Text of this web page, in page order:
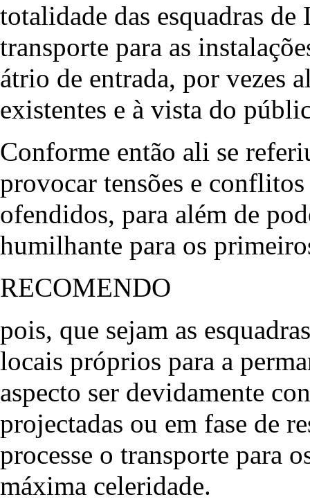
totalidade das esquadras
transporte para as
átrio de entrada, por vezes
existentes e à vista do
Conforme então ali se
provocar tensões e
ofendidos, para além de
humilhante para os
RECOMENDO
pois, que sejam as
locais próprios para a
aspecto ser devidamente
projectadas ou em fase de
processe o transporte para
máxima celeridade.